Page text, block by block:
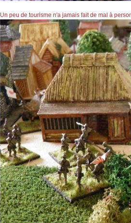
Un peu de tourisme n'a jamais fait de mal à